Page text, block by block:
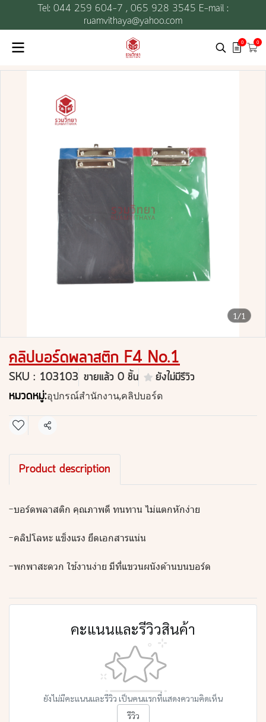
Tel: 044 259 604-7 , 065 928 3545 E-mail :
ruamvithaya@yahoo.com
0 0
1/1
คลิปบอร์ดพลาสติก F4 No.1
SKU : 103103 ขายแล้ว 0 ชิ้น ยังไม่มีรีวิว
หมวดหมู่:อุปกรณ์สำนักงาน,คลิปบอร์ด
แชร์
Product description
-บอร์ดพลาสติก คุณภาพดี ทนทาน ไม่แตกหักง่าย
-คลิปโลหะ แข็งแรง ยึดเอกสารแน่น
-พกพาสะดวก ใช้งานง่าย มีที่แขวนผนังด้านบนบอร์ด
คะแนนและรีวิวสินค้า
ยังไม่มีคะแนนและรีวิว เป็นคนแรกที่แสดงความคิดเห็น
รีวิว